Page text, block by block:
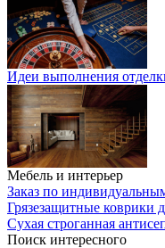
Идеи выполнения
Мебель и интерьер
Заказ по
Грязезащитные коврики
Сухая строганная
Поиск интересного